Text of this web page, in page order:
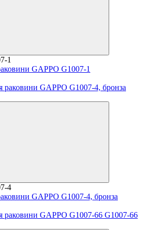
1
GAPPO G1007-1
4
GAPPO G1007-4, бронза